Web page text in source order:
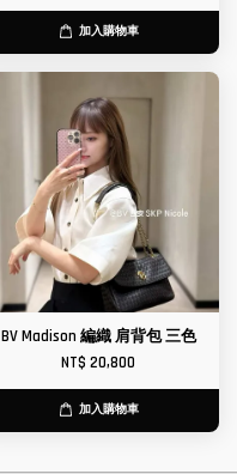
加入購物車
BV Madison 編織 肩背包 三色
NT$ 20,800
加入購物車